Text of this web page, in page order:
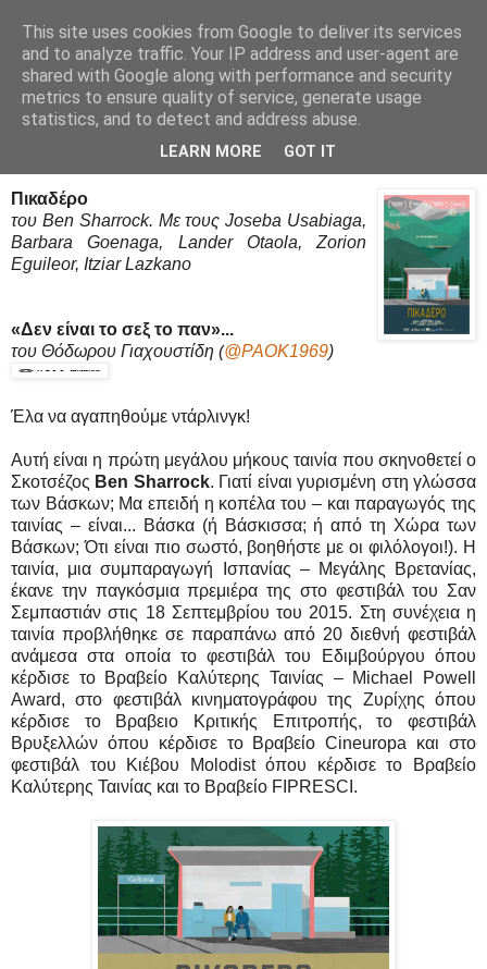
Movies Ltd
14/9/17
Πικαδέρο (Pikadero) - Review / Κριτική
Πικαδέρο
του Ben Sharrock. Mε τους Joseba Usabiaga,
Barbara Goenaga, Lander Otaola, Zorion
Eguileor, Itziar Lazkano
«Δεν είναι το σεξ το παν»...
του Θόδωρου Γιαχουστίδη (@PAOK1969)
Έλα να αγαπηθούμε ντάρλινγκ!
Αυτή είναι η πρώτη μεγάλου μήκους ταινία που σκηνοθετεί ο
Σκοτσέζος Ben Sharrock. Γιατί είναι γυρισμένη στη γλώσσα
των Βάσκων; Μα επειδή η κοπέλα του – και παραγωγός της
ταινίας – είναι... Βάσκα (ή Βάσκισσα; ή από τη Χώρα των
Βάσκων; Ότι είναι πιο σωστό, βοηθήστε με οι φιλόλογοι!). Η
ταινία, μια συμπαραγωγή Ισπανίας – Μεγάλης Βρετανίας,
έκανε την παγκόσμια πρεμιέρα της στο φεστιβάλ του Σαν
Σεμπαστιάν στις 18 Σεπτεμβρίου του 2015. Στη συνέχεια η
ταινία προβλήθηκε σε παραπάνω από 20 διεθνή φεστιβάλ
ανάμεσα στα οποία το φεστιβάλ του Εδιμβούργου όπου
κέρδισε το Βραβείο Καλύτερης Ταινίας – Michael Powell
Award, στο φεστιβάλ κινηματογράφου της Ζυρίχης όπου
κέρδισε το Βραβειο Κριτικής Επιτροπής, το φεστιβάλ
Βρυξελλών όπου κέρδισε το Βραβείο Cineuropa και στο
φεστιβάλ του Κιέβου Molodist όπου κέρδισε το Βραβείο
Καλύτερης Ταινίας και το Βραβείο FIPRESCI.
This site uses cookies from Google to deliver its services
and to analyze traffic. Your IP address and user-agent are
shared with Google along with performance and security
metrics to ensure quality of service, generate usage
statistics, and to detect and address abuse.
LEARN MORE GOT IT